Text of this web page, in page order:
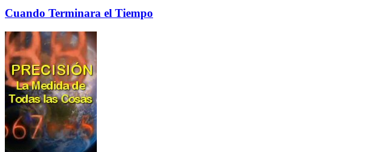
Cuando Terminara el Tiempo